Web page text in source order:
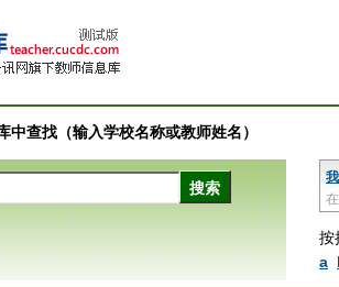
中查找（输入学校名称或教师姓名）
按
a